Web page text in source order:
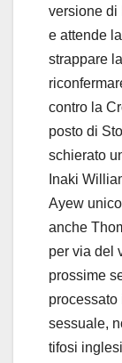
versione di
e attende
strappare
contro la
posto di
schierato
Inaki
Ayew
anche
per via del
prossime
processato
sessuale,
tifosi